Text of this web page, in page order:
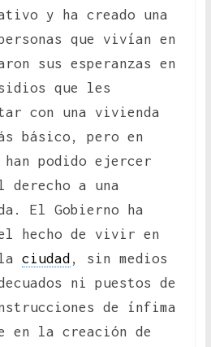
y ha creado una
que vivían en
sus esperanzas en
que les
con una vivienda
básico, pero en
han podido ejercer
derecho a una
El Gobierno ha
hecho de vivir en
ciudad , sin medios
ni puestos de
de ínfima
en la creación de